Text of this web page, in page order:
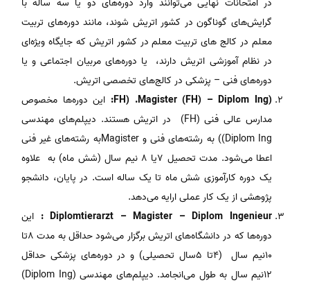
گرایش‌های‌ گوناگون در کشور اتریش‌ شوند، مانند دوره‌های‌ تربیت‌
معلم‌ در کالج‌ های‌ تربیت‌ معلم‌ در کشور اتریش که‌ جایگاه‌ ویژه‌ای‌
در نظام‌ آموزشی‌ اتریش‌ دارند، یا دوره‌های‌ مربیان‌ اجتماعی‌ و یا
دوره‌های‌ فنی‌ – پزشکی‌ در کالج‌های‌ تخصصی اتریش.
(Magister (FH) – Diplom Ing. (FH:
این‌ دوره‌ها مخصوص‌
مدارس‌ عالی‌ فنی (FH) در اتریش هستند. دیپلم‌های‌ مهندسی‌
Diplom Ing)) به‌ رشته‌های‌ فنی‌ و Magisterبه‌ رشته‌های‌ غیر فنی‌
اعطا می‌شود. مدت‌ تحصیل‌ ۷یا ۸ نیم‌ سال‌ (شش‌ ماه) به‌ علاوه‌
یک‌ دوره‌ کارآموزی‌ شش‌ ماه‌ تا یک‌ ساله‌ است. در پایان، دانشجو
پژوهشی‌ از یک‌ کار عملی‌ ارایه‌ می‌دهد.
Diplomtierarzt – Magister – Diplom Ingenieur :
این‌
دوره‌ها که‌ در دانشگاه‌های اتریش برگزار می‌شود حداقل‌ به‌ مدت‌ ۸تا
۱۰نیم‌ سال‌ (۴تا ۵سال‌ تحصیلی) و در دوره‌های‌ پزشکی‌ حداقل‌
۱۲نیم‌ سال‌ به‌ طول‌ می‌انجامد. دیپلم‌های‌ مهندسی‌ (Diplom Ing)